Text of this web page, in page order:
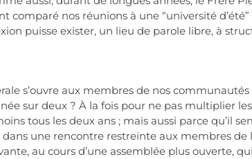
nos réunions à une “université
puisse exister, un lieu de parole libre, à
s’ouvre aux membres de nos
sur deux ? À la fois pour ne pas multiplier
tous les deux ans ; mais aussi parce qu’il
une rencontre restreinte aux membres de
au cours d’une assemblée plus ouverte,